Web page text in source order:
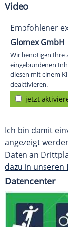
Video
Empfohlener
Glomex GmbH
Wir benötigen Ihre
eingebundenen
diesen mit einem
deaktivieren.
jetzt
Ich bin damit
angezeigt
Daten an
dazu in unseren
Datencenter